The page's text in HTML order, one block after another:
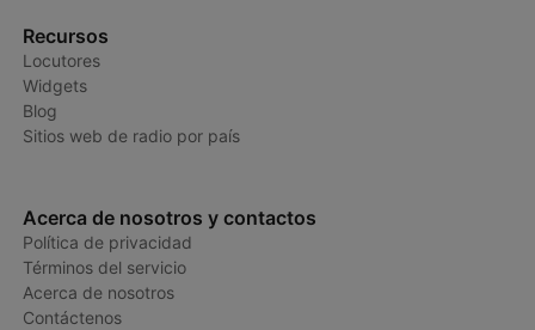
Recursos
Locutores
Widgets
Blog
Sitios web de radio por país
Acerca de nosotros y contactos
Política de privacidad
Términos del servicio
Acerca de nosotros
Contáctenos